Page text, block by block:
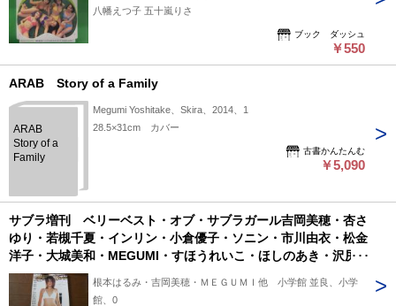
八幡えつ子 五十嵐りさ
ブック ダッシュ
￥550
ARAB Story of a Family
ARAB
Story of a
Family
Megumi Yoshitake、Skira、2014、1
28.5×31cm カバー
古書かんたんむ
￥5,090
サブラ増刊 ベリーベスト・オブ・サブラガール吉岡美穂・杏さ
ゆり・若槻千夏・インリン・小倉優子・ソニン・市川由衣・松金
洋子・大城美和・MEGUMI・すほうれいこ・ほしのあき・沢尻エ
リカ・鈴木史華・熊田曜子 他 2003年2月9日
根本はるみ・吉岡美穂・ＭＥＧＵＭＩ他 小学館 並良、小学
館、0